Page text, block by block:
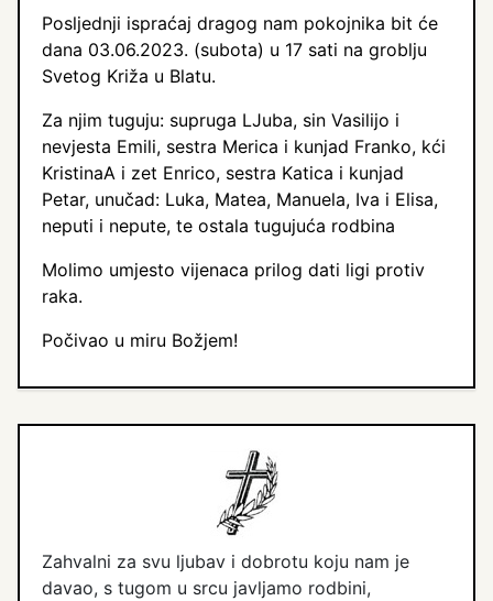
Posljednji ispraćaj dragog nam pokojnika bit će
dana 03.06.2023. (subota) u 17 sati na groblju
Svetog Križa u Blatu.
Za njim tuguju: supruga LJuba, sin Vasilijo i
nevjesta Emili, sestra Merica i kunjad Franko, kći
KristinaA i zet Enrico, sestra Katica i kunjad
Petar, unučad: Luka, Matea, Manuela, Iva i Elisa,
neputi i nepute, te ostala tugujuća rodbina
Molimo umjesto vijenaca prilog dati ligi protiv
raka.
Počivao u miru Božjem!
Zahvalni za svu ljubav i dobrotu koju nam je
davao, s tugom u srcu javljamo rodbini,